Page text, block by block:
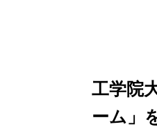
工学院
ーム」